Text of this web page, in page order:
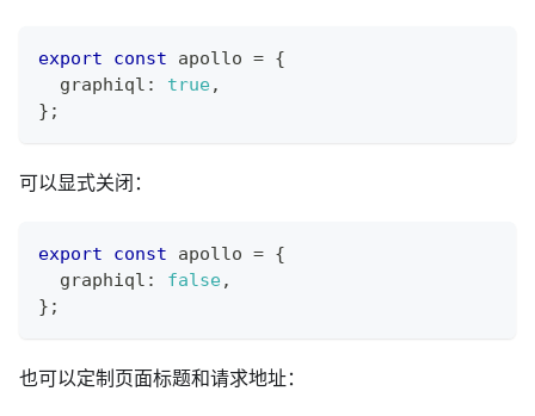
export const apollo = {
  graphiql
: true,
} ;
可以显式关闭：
export const apollo = {
  graphiql
: false,
} ;
也可以定制页面标题和请求地址：